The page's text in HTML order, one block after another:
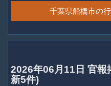
千葉県船橋市の
2026年06月11日 官報
新5件)